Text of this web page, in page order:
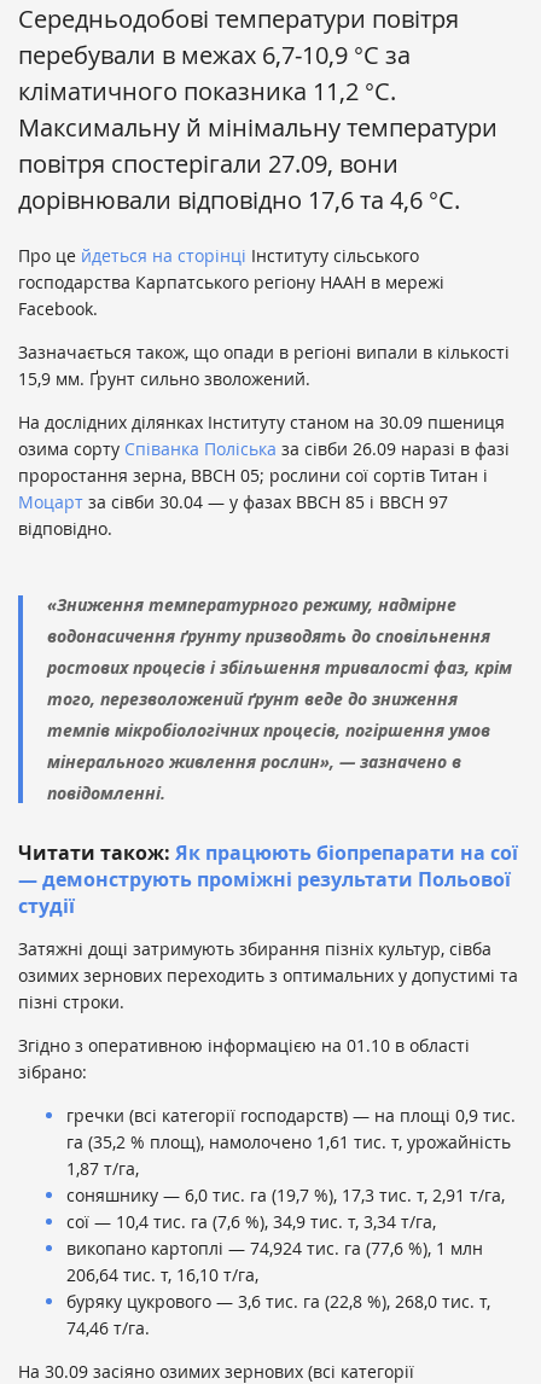
Середньодобові температури повітря
перебували в межах 6,7‒10,9 °С за
кліматичного показника 11,2 °С.
Максимальну й мінімальну температури
повітря спостерігали 27.09, вони
дорівнювали відповідно 17,6 та 4,6 °С.
Про це йдеться на сторінці Інституту сільського
господарства Карпатського регіону НААН в мережі
Facebook.
Зазначається також, що опади в регіоні випали в кількості
15,9 мм. Ґрунт сильно зволожений.
На дослідних ділянках Інституту станом на 30.09 пшениця
озима сорту Співанка Поліська за сівби 26.09 наразі в фазі
проростання зерна, ВВСН 05; рослини сої сортів Титан і
Моцарт за сівби 30.04 — у фазах ВВСН 85 і ВВСН 97
відповідно.
«Зниження температурного режиму, надмірне
водонасичення ґрунту призводять до сповільнення
ростових процесів і збільшення тривалості фаз, крім
того, перезволожений ґрунт веде до зниження
темпів мікробіологічних процесів, погіршення умов
мінерального живлення рослин», — зазначено в
повідомленні.
Читати також: Як працюють біопрепарати на сої
— демонструють проміжні результати Польової
студії
Затяжні дощі затримують збирання пізніх культур, сівба
озимих зернових переходить з оптимальних у допустимі та
пізні строки.
Згідно з оперативною інформацією на 01.10 в області
зібрано:
гречки (всі категорії господарств) — на площі 0,9 тис.
га (35,2 % площ), намолочено 1,61 тис. т, урожайність
1,87 т/га,
соняшнику — 6,0 тис. га (19,7 %), 17,3 тис. т, 2,91 т/га,
сої — 10,4 тис. га (7,6 %), 34,9 тис. т, 3,34 т/га,
викопано картоплі — 74,924 тис. га (77,6 %), 1 млн
206,64 тис. т, 16,10 т/га,
буряку цукрового — 3,6 тис. га (22,8 %), 268,0 тис. т,
74,46 т/га.
На 30.09 засіяно озимих зернових (всі категорії